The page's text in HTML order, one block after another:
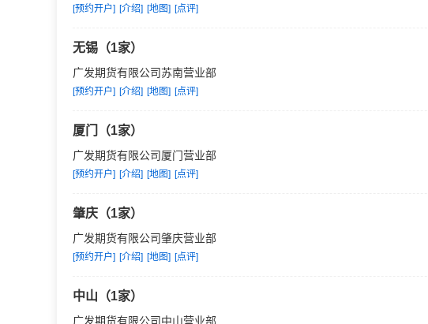
[预约开户] [介绍] [地图] [点评]
无锡（1家）
广发期货有限公司苏南营业部
[预约开户] [介绍] [地图] [点评]
厦门（1家）
广发期货有限公司厦门营业部
[预约开户] [介绍] [地图] [点评]
肇庆（1家）
广发期货有限公司肇庆营业部
[预约开户] [介绍] [地图] [点评]
中山（1家）
广发期货有限公司中山营业部